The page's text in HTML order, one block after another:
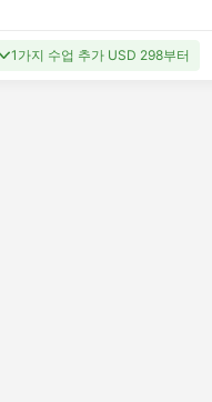
1가지 수업 추가 USD 298부터